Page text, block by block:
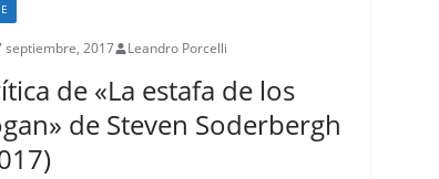
septiembre, 2017 Leandro Porcelli
de «La estafa de los
de Steven Soderbergh